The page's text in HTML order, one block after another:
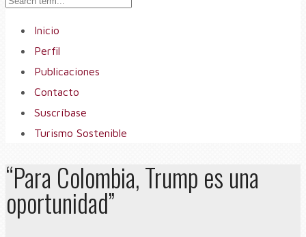
Inicio
Perfil
Publicaciones
Contacto
Suscríbase
Turismo Sostenible
“Para Colombia, Trump es una
oportunidad”